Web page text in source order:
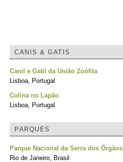
CANIS & GATIS
Canil e Gatil da União Zoófila
Lisboa, Portugal
Colina no Lapão
Lisboa, Portugal
PARQUES
Parque Nacional da Serra dos Órgãos
Rio de Janeiro, Brasil